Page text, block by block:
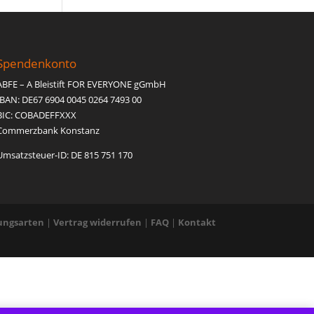
– A Bleistift FOR EVERYONE gGmbH
DE67 6904 0045 0264 7493 00
COBADEFFXXX
Konstanz
ID: DE 815 751 170
|Vertrag widerrufen | FAQ | Kontakt